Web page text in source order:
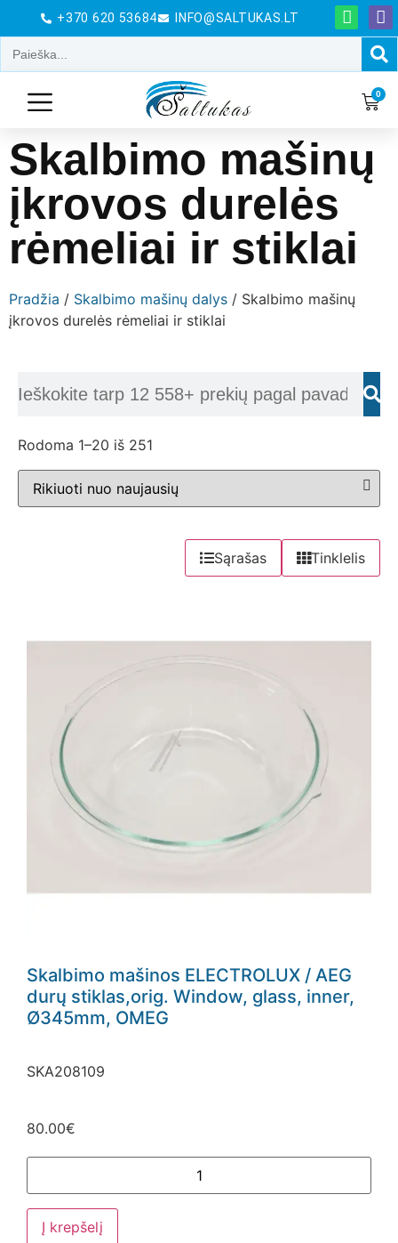
+370 620 53684 INFO@SALTUKAS.LT
0
Skalbimo mašinų
įkrovos durelės
rėmeliai ir stiklai
Pradžia / Skalbimo mašinų dalys / Skalbimo mašinų
įkrovos durelės rėmeliai ir stiklai
Rodoma 1–20 iš 251
Sąrašas Tinklelis
Skalbimo mašinos ELECTROLUX / AEG
durų stiklas,orig. Window, glass, inner,
Ø345mm, OMEG
SKA208109
80.00€
Į krepšelį